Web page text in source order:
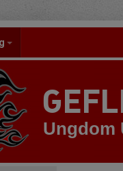
Ungdom